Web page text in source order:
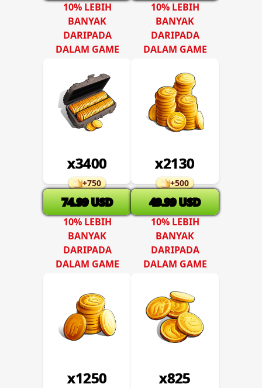
10% LEBIH
BANYAK
DARIPADA
DALAM GAME
x3400
+750
74.99 USD
10% LEBIH
BANYAK
DARIPADA
DALAM GAME
x2130
+500
49.99 USD
10% LEBIH
BANYAK
DARIPADA
DALAM GAME
x1250
10% LEBIH
BANYAK
DARIPADA
DALAM GAME
x825